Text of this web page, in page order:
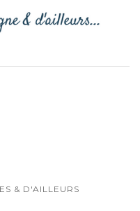
& D'AILLEURS